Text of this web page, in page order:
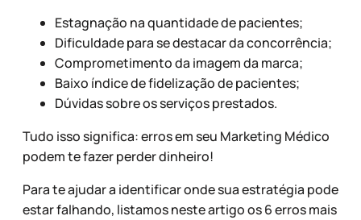
Estagnação na quantidade de pacientes;
Dificuldade para se destacar da concorrência;
Comprometimento da imagem da marca;
Baixo índice de fidelização de pacientes;
Dúvidas sobre os serviços prestados.
Tudo isso significa: erros em seu Marketing Médico
podem te fazer perder dinheiro!
Para te ajudar a identificar onde sua estratégia pode
estar falhando, listamos neste artigo os 6 erros mais